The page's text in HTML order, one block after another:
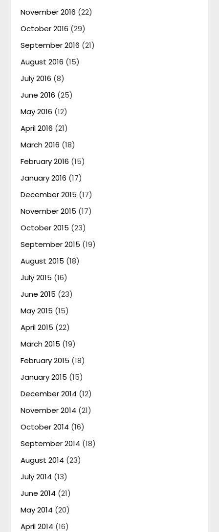
November 2016 (22)
October 2016 (29)
September 2016 (21)
August 2016 (15)
July 2016 (8)
June 2016 (25)
May 2016 (12)
April 2016 (21)
March 2016 (18)
February 2016 (15)
January 2016 (17)
December 2015 (17)
November 2015 (17)
October 2015 (23)
September 2015 (19)
August 2015 (18)
July 2015 (16)
June 2015 (23)
May 2015 (15)
April 2015 (22)
March 2015 (19)
February 2015 (18)
January 2015 (15)
December 2014 (12)
November 2014 (21)
October 2014 (16)
September 2014 (18)
August 2014 (23)
July 2014 (13)
June 2014 (21)
May 2014 (20)
April 2014 (16)